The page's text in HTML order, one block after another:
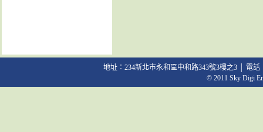
地址：234新北市永和區中和路343號3樓之3 │ 電話
© 2011 Sky Digi